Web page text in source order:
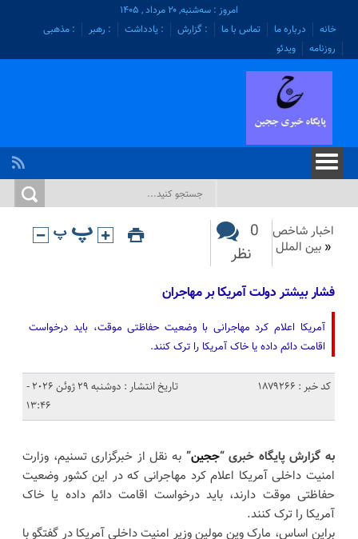
امروز : سه‌شنبه, ۲۰ مرداد , ۱۴۰۵
خانه
درباره ما تماس با ما : گزارش : یادداشت : رهبر
: مذهبی
روزنامه
ویدئو
اخبار شاخص
« بین الملل
0
نظر
فشار بیشتر دولت آمریکا بر مهاجران
آمریکا اعلام کرد مهاجرانی با وضعیت حفاظتی موقت، باید درخواست
اقامت دائم داده یا خاک آمریکا را ترک کنند.
کد خبر : 1879266
تاریخ انتشار : دوشنبه 29 ژوئن 2026 -
13:46
به گزارش پایگاه خبری “ججین” به نقل از خبرگزاری تسنیم، وزارت
امنیت داخلی آمریکا اعلام کرد مهاجرانی که در این کشور وضعیت
حفاظتی موقت دارند، باید درخواست اقامت دائم داده یا خاک
آمریکا را ترک کنند.
براین اساس، مارک وین مولین وزیر امنیت داخلی آمریکا در گفتگو با